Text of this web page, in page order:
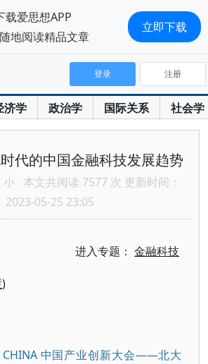
济学 政治学 国际关系 社会学
登录 注册
代的中国金融科技发展趋势
小 本文共阅读 7577 次 更新时间：
2023-05-25 23:05
进入专题：金融科技
)
CHINA 中国产业创新大会——北大
载爱思想APP
地阅读精品文章
立即下载